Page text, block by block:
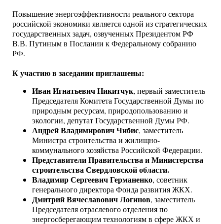
Повышение энергоэффективности реального сектора
российской экономики является одной из стратегических
государственных задач, озвученных Президентом РФ
В.В. Путиным в Послании к Федеральному собранию
РФ.
К участию в заседании приглашены:
Иван Игнатьевич Никитчук, первый заместитель
Председателя Комитета Государственной Думы по
природным ресурсам, природопользованию и
экологии, депутат Государственной Думы РФ.
Андрей Владимирович Чибис, заместитель
Министра строительства и жилищно-
коммунального хозяйства Российской Федерации.
Представители Правительства и Министерства
строительства Свердловской области.
Владимир Сергеевич Германенко, советник
генерального директора Фонда развития ЖКХ.
Дмитрий Вячеславович Логинов, заместитель
Председателя отраслевого отделения по
энергосберегающим технологиям в сфере ЖКХ и